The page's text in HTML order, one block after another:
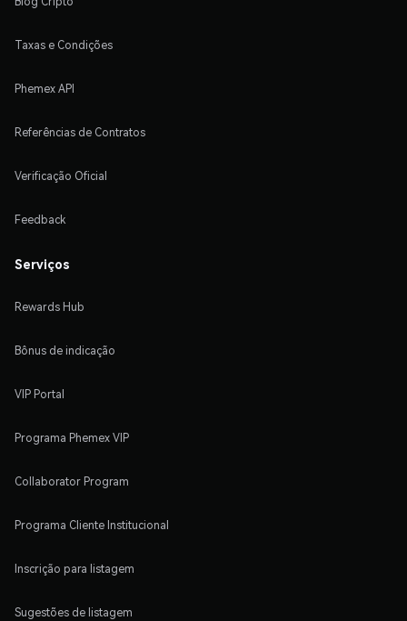
Taxas e Condições
Phemex API
Referências de Contratos
Verificação Oficial
Feedback
Serviços
Rewards Hub
Bônus de indicação
VIP Portal
Programa Phemex VIP
Collaborator Program
Programa Cliente Institucional
Inscrição para listagem
Sugestões de listagem